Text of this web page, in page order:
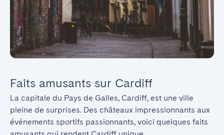
Faits amusants sur Cardiff
La capitale du Pays de Galles, Cardiff, est une ville
pleine de surprises. Des châteaux impressionnants aux
événements sportifs passionnants, voici quelques faits